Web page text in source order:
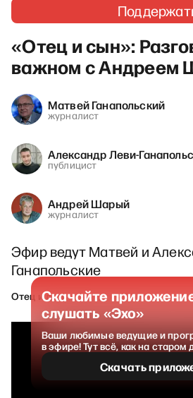
«Отец и сын»:
важном с Андреем
Матвей Ганапольский
журналист
Александр Леви-
публицист
Андрей Шарый
журналист
Эфир ведут Матвей и
Ганапольские
Отец и дети 1 марта 2026
Скачайте
слушать «Эхо»
Ваши любимые ведущие и
в эфире! Тут всё, как на старом
Скачать